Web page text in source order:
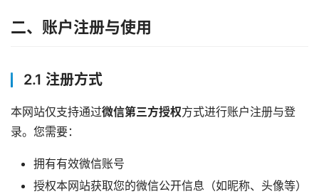
二、账户注册与使用
2.1 注册方式
本网站仅支持通过微信第三方授权方式进行账户注册与登
录。您需要：
拥有有效微信账号
授权本网站获取您的微信公开信息（如昵称、头像等）